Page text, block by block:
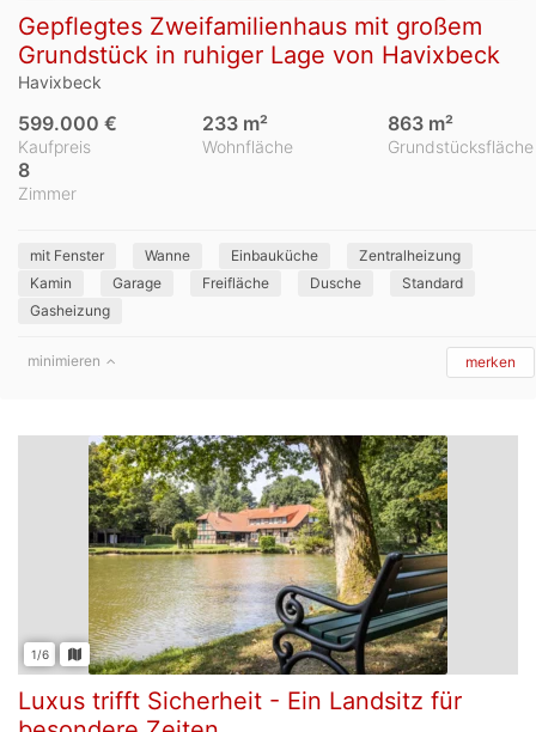
Gepflegtes Zweifamilienhaus mit großem
Grundstück in ruhiger Lage von Havixbeck
Havixbeck
Kaufpreis
599.000 €
Wohnfläche
233 m²
Grundstücksfläche
863 m²
Zimmer
8
mit Fenster Wanne Einbauküche
Zentralheizung
Kamin
Garage Freifläche Dusche
Standard
Gasheizung
minimieren merken
1/6
Luxus trifft Sicherheit - Ein Landsitz für